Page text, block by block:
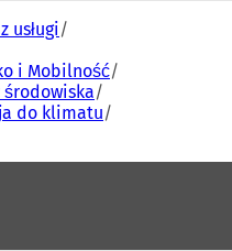
usługi
i Mobilność
do klimatu